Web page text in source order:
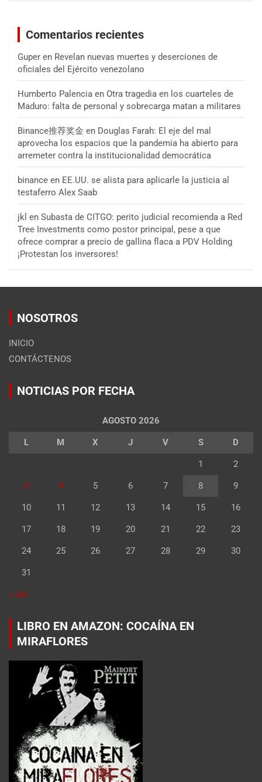
Comentarios recientes
Guper en Revelan nuevas muertes y deserciones de
oficiales del Ejército venezolano
Humberto Palencia en Otra tragedia en los cuarteles de
Maduro: falta de personal y sobrecarga matan a militares
Binance推荐奖金 en Douglas Farah: El eje del mal
aprovecha los espacios que la pandemia ha abierto para
arremeter contra la institucionalidad democrática
binance en EE.UU. se alista para aplicarle la justicia al
testaferro Alex Saab
jkl en Subasta de CITGO: perito judicial recomienda a Red
Tree Investments como postor principal, pese a que
ofrece comprar a precio de gallina flaca a PDV Holding
¡Protestan los inversores!
NOSOTROS
INICIO
CONTÁCTENOS
NOTICIAS POR FECHA
AGOSTO 2026
L M X J V S D
1 2
3 4 5 6 7 8 9
10 11 12 13 14 15 16
17 18 19 20 21 22 23
24 25 26 27 28 29 30
31
« Jul
LIBRO EN AMAZON: COCAÍNA EN
MIRAFLORES